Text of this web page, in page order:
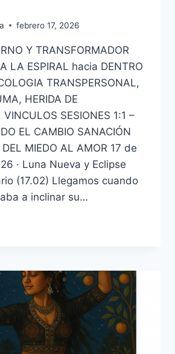
febrero 17, 2026
Y TRANSFORMADOR
LA ESPIRAL hacia DENTRO
TRANSPERSONAL,
HERIDA DE
VINCULOS SESIONES 1:1 –
EL CAMBIO SANACIÓN
DEL MIEDO AL AMOR 17 de
· Luna Nueva y Eclipse
(17.02) Llegamos cuando
a inclinar su…